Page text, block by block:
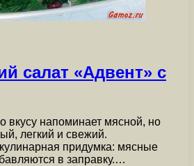
салат «Адвент» с
вкусу напоминает мясной, но
легкий и свежий.
придумка: мясные
в заправку.…